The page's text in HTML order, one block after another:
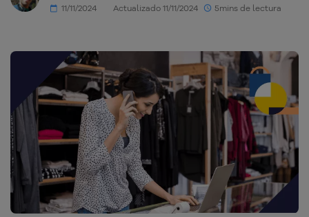
11/11/2024 Actualizado 11/11/2024 5mins de lectura